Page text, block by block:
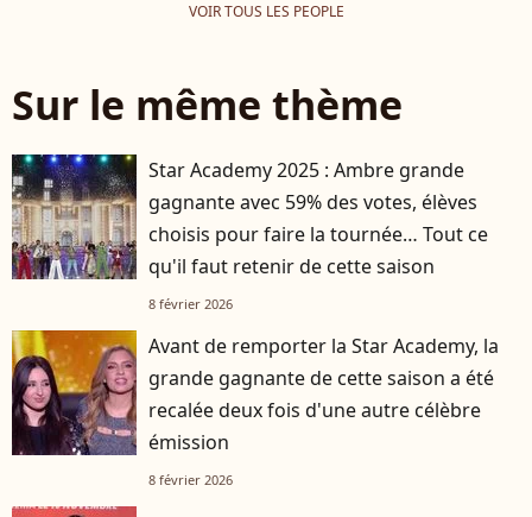
VOIR TOUS LES PEOPLE
Sur le même thème
Star Academy 2025 : Ambre grande
gagnante avec 59% des votes, élèves
choisis pour faire la tournée… Tout ce
qu'il faut retenir de cette saison
8 février 2026
Avant de remporter la Star Academy, la
grande gagnante de cette saison a été
recalée deux fois d'une autre célèbre
émission
8 février 2026